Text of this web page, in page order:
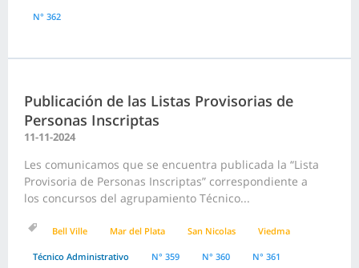
N° 362
Publicación de las Listas Provisorias de
Personas Inscriptas
11-11-2024
Les comunicamos que se encuentra publicada la “Lista
Provisoria de Personas Inscriptas” correspondiente a
los concursos del agrupamiento Técnico...
Bell Ville Mar del Plata San Nicolas Viedma
Técnico Administrativo N° 359 N° 360 N° 361